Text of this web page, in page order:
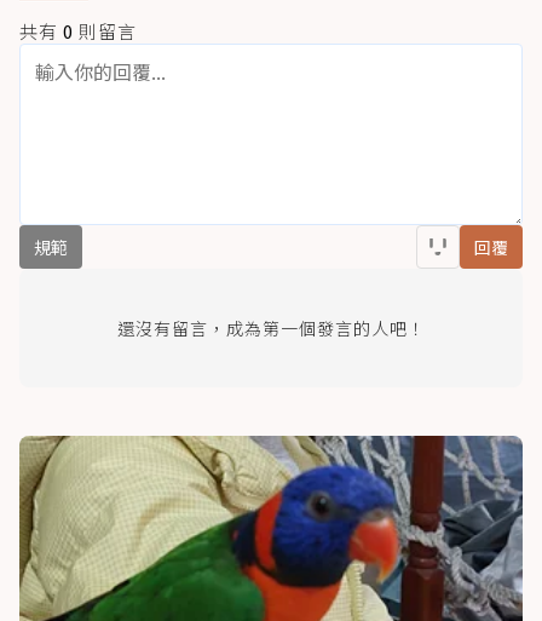
共有 0 則留言
規範 回覆
還沒有留言，成為第一個發言的人吧！